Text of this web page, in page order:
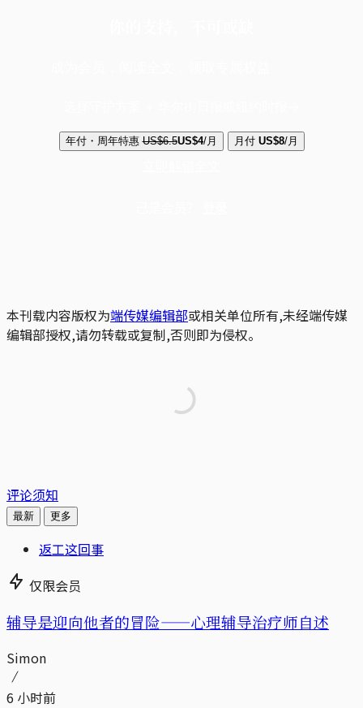
年付・周年特惠 US$6.5US$4/月 月付 US$8/月
本刊载内容版权为端传媒编辑部或相关单位所有,未经端传媒
编辑部授权,请勿转载或复制,否则即为侵权。
评论须知
最新 更多
返工这回事
仅限会员
辅导是迎向他者的冒险——心理辅导治疗师自述
Simon
6 小时前